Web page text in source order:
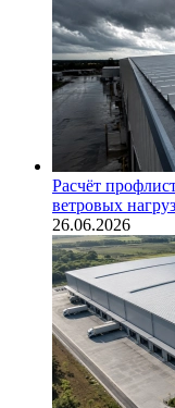
Расчёт
ветровых
26.06.2026